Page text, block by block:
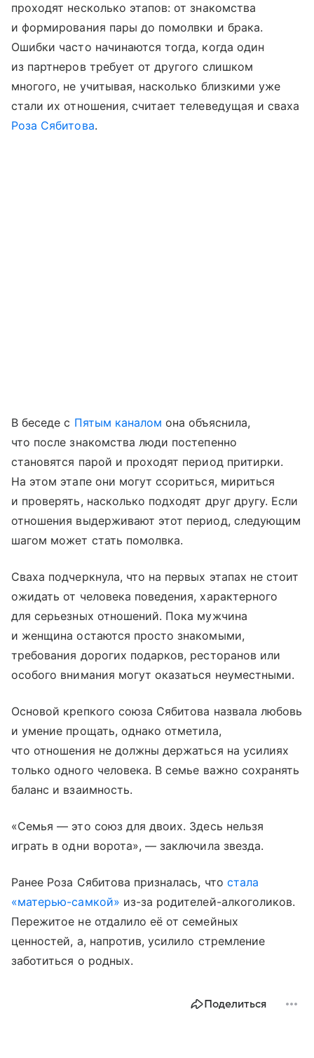
проходят несколько этапов: от знакомства
и формирования пары до помолвки и брака.
Ошибки часто начинаются тогда, когда один
из партнеров требует от другого слишком
многого, не учитывая, насколько близкими уже
стали их отношения, считает телеведущая и сваха
Роза Сябитова.
В беседе с Пятым каналом она объяснила,
что после знакомства люди постепенно
становятся парой и проходят период притирки.
На этом этапе они могут ссориться, мириться
и проверять, насколько подходят друг другу. Если
отношения выдерживают этот период, следующим
шагом может стать помолвка.
Сваха подчеркнула, что на первых этапах не стоит
ожидать от человека поведения, характерного
для серьезных отношений. Пока мужчина
и женщина остаются просто знакомыми,
требования дорогих подарков, ресторанов или
особого внимания могут оказаться неуместными.
Основой крепкого союза Сябитова назвала любовь
и умение прощать, однако отметила,
что отношения не должны держаться на усилиях
только одного человека. В семье важно сохранять
баланс и взаимность.
«Семья — это союз для двоих. Здесь нельзя
играть в одни ворота», — заключила звезда.
Ранее Роза Сябитова призналась, что стала
«матерью-самкой» из-за родителей-алкоголиков.
Пережитое не отдалило её от семейных
ценностей, а, напротив, усилило стремление
заботиться о родных.
Поделиться